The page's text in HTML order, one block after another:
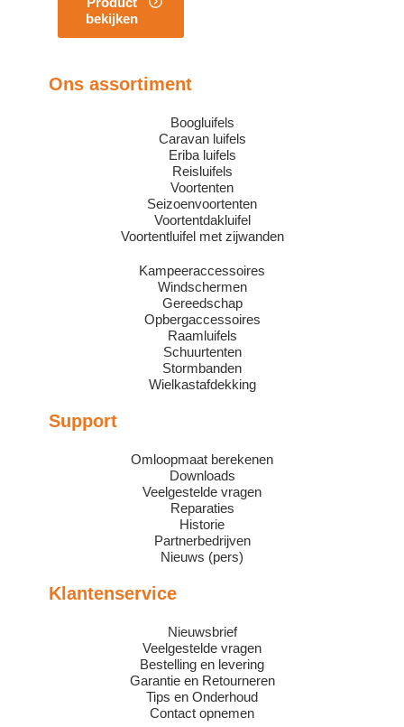
bekijken
Ons assortiment
Boogluifels
Caravan luifels
Eriba luifels
Reisluifels
Voortenten
Seizoenvoortenten
Voortentdakluifel
Voortentluifel met zijwanden
Kampeeraccessoires
Windschermen
Gereedschap
Opbergaccessoires
Raamluifels
Schuurtenten
Stormbanden
Wielkastafdekking
Support
Omloopmaat berekenen
Downloads
Veelgestelde vragen
Reparaties
Historie
Partnerbedrijven
Nieuws (pers)
Klantenservice
Nieuwsbrief
Veelgestelde vragen
Bestelling en levering
Garantie en Retourneren
Tips en Onderhoud
Contact opnemen